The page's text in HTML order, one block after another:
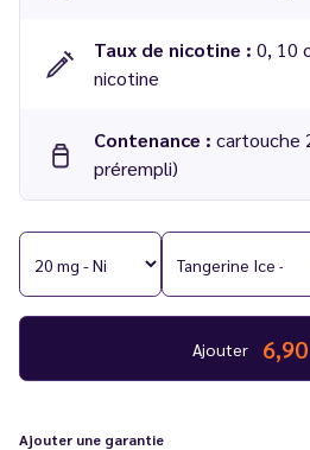
Taux de nicotine : 0, 10
nicotine
Contenance : cartouche
prérempli)
Compatible :
Kit Kiwi GO+
Nombre de bouffées :1000 par
Lot de 2 cartouches pré-remplies
Ajouter
Ajouter une garantie